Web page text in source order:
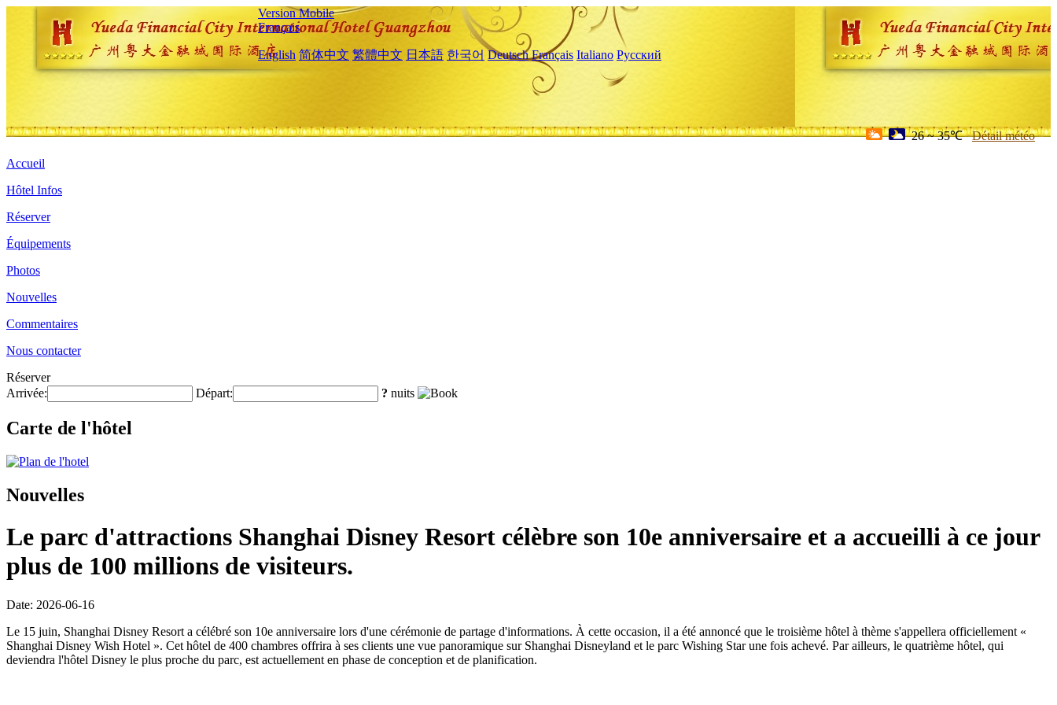
Version Mobile
Français
English 简体中文 繁體中文 日本語 한국어 Deutsch Français Italiano Русский
26 ~ 35℃ Détail météo
Accueil
Hôtel Infos
Réserver
Équipements
Photos
Nouvelles
Commentaires
Nous contacter
Réserver
Arrivée:
Départ: ? nuits
Carte de l'hôtel
Nouvelles
Le parc d'attractions Shanghai Disney Resort célèbre son 10e anniversaire et a accueilli à ce jour
plus de 100 millions de visiteurs.
Date: 2026-06-16
Le 15 juin, Shanghai Disney Resort a célébré son 10e anniversaire lors d'une cérémonie de partage d'informations. À cette occasion, il a été annoncé que le troisième hôtel à thème s'appellera officiellement «
Shanghai Disney Wish Hotel ». Cet hôtel de 400 chambres offrira à ses clients une vue panoramique sur Shanghai Disneyland et le parc Wishing Star une fois achevé. Par ailleurs, le quatrième hôtel, qui
deviendra l'hôtel Disney le plus proche du parc, est actuellement en phase de conception et de planification.